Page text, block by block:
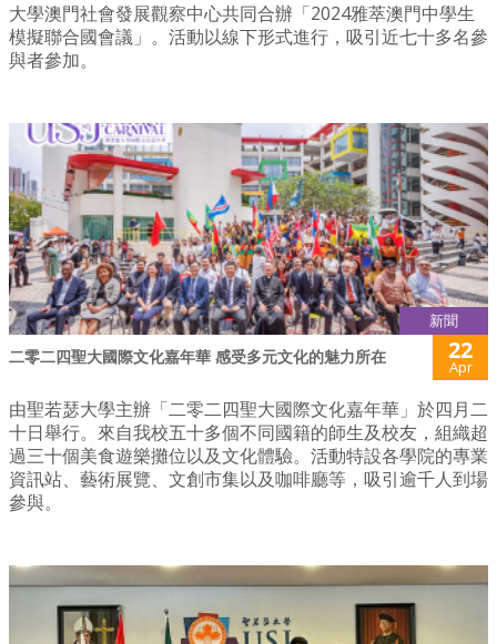
大學澳門社會發展觀察中心共同合辦「2024雅萃澳門中學生
模擬聯合國會議」。活動以線下形式進行，吸引近七十多名參
與者參加。
新聞
二零二四聖大國際文化嘉年華 感受多元文化的魅力所在 22
Apr
由聖若瑟大學主辦「二零二四聖大國際文化嘉年華」於四月二
十日舉行。來自我校五十多個不同國籍的師生及校友，組織超
過三十個美食遊樂攤位以及文化體驗。活動特設各學院的專業
資訊站、藝術展覽、文創市集以及咖啡廳等，吸引逾千人到場
參與。